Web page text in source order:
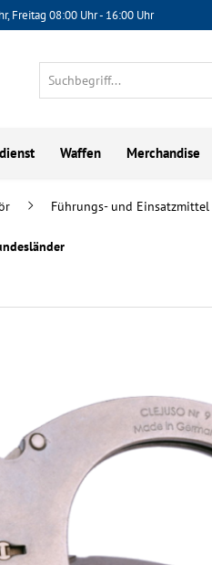
Freitag 08:00 Uhr - 16:00 Uhr
Waffen Merchandise
Führungs- und Einsatzmittel